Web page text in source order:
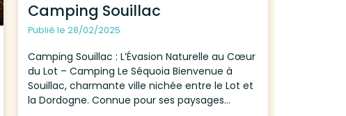
Camping Souillac
Publié le 28/02/2025
Camping Souillac : L’Évasion Naturelle au Cœur
du Lot – Camping Le Séquoia Bienvenue à
Souillac, charmante ville nichée entre le Lot et
la Dordogne. Connue pour ses paysages